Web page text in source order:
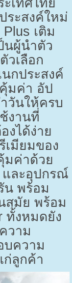
เทศไทย
ระสงค์ใหม่
Plus เติม
นผู้นำตัว
วเลือก
กประสงค์
มค่า อัป
วันให้ครบ
งานที่
งได้ง่าย
เมียมของ
มค่าด้วย
ละอุปกรณ์
น พร้อม
สมัย พร้อม
ทั้งหมดยัง
วาม
บความ
ก่ลูกค้า